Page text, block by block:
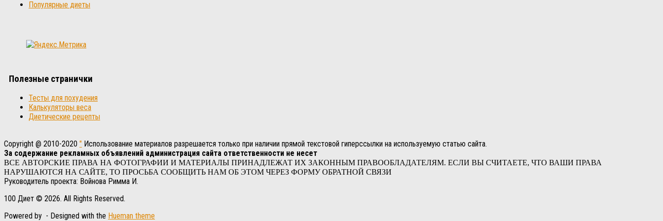
Популярные диеты
Полезные странички
Тесты для похудения
Калькуляторы веса
Диетические рецепты
Copyright @ 2010-2020 " Использование материалов разрешается только при наличии прямой текстовой гиперссылки на используемую статью сайта.
За содержание рекламных объявлений администрация сайта ответственности не несет
ВСЕ АВТОРСКИЕ ПРАВА НА ФОТОГРАФИИ И МАТЕРИАЛЫ ПРИНАДЛЕЖАТ ИХ ЗАКОННЫМ ПРАВООБЛАДАТЕЛЯМ. ЕСЛИ ВЫ СЧИТАЕТЕ, ЧТО ВАШИ ПРАВА
НАРУШАЮТСЯ НА САЙТЕ, ТО ПРОСЬБА СООБЩИТЬ НАМ ОБ ЭТОМ ЧЕРЕЗ ФОРМУ ОБРАТНОЙ СВЯЗИ
Руководитель проекта: Войнова Римма И.
100 Диет © 2026. All Rights Reserved.
Powered by - Designed with the Hueman theme